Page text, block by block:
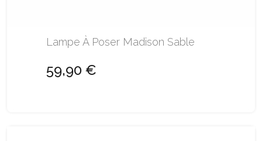
Lampe À Poser Madison Sable
59,90 €